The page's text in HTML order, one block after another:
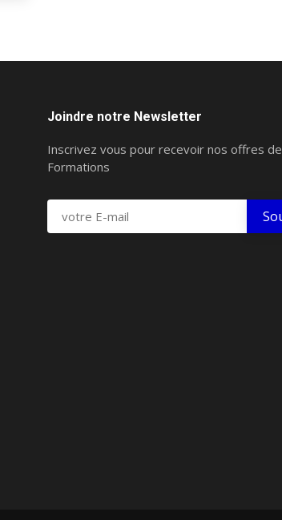
Joindre notre Newsletter
Inscrivez vous pour recevoir nos offres de
Formations